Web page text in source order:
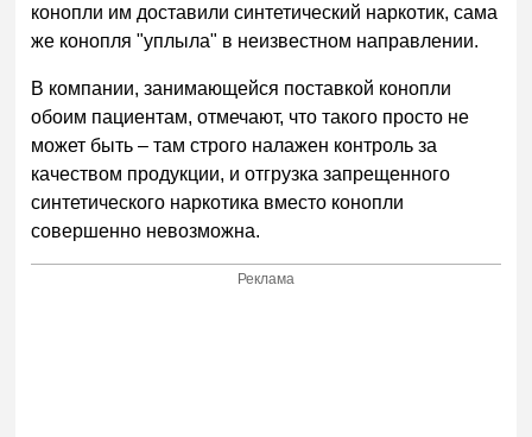
конопли им доставили синтетический наркотик, сама
же конопля "уплыла" в неизвестном направлении.
В компании, занимающейся поставкой конопли
обоим пациентам, отмечают, что такого просто не
может быть – там строго налажен контроль за
качеством продукции, и отгрузка запрещенного
синтетического наркотика вместо конопли
совершенно невозможна.
Реклама